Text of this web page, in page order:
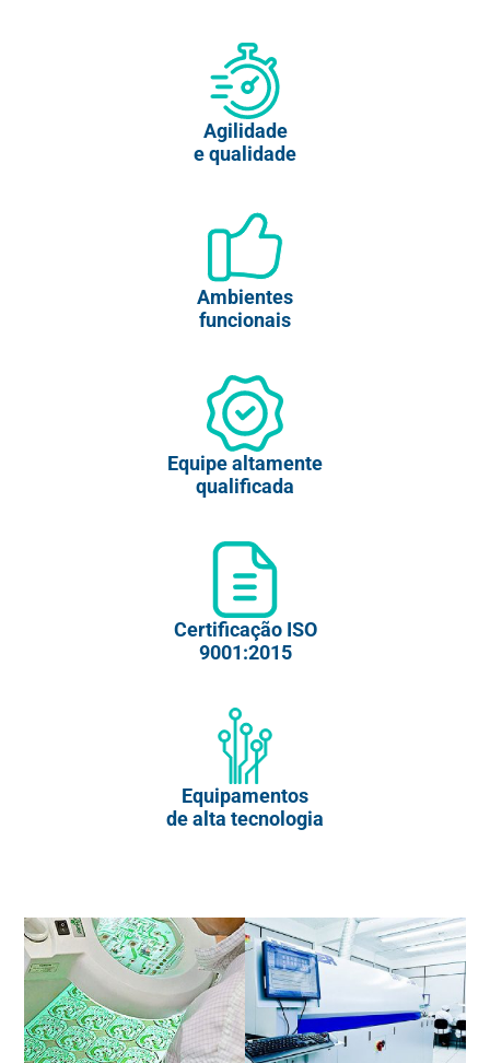
Agilidade
e qualidade
Ambientes
funcionais
Equipe altamente
qualificada
Certificação ISO
9001:2015
Equipamentos
de alta tecnologia